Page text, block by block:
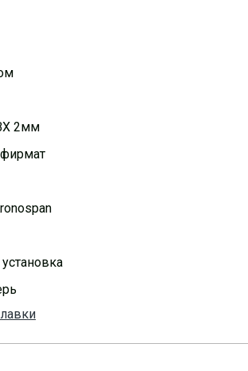
2мм